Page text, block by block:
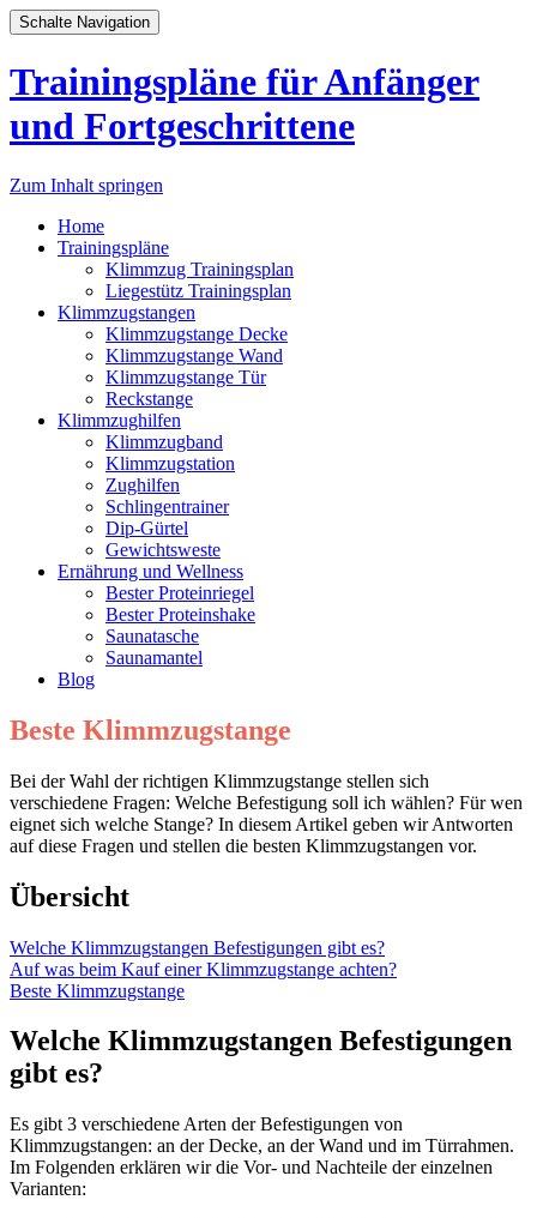
Schalte Navigation
Trainingspläne für Anfänger
und Fortgeschrittene
Zum Inhalt springen
Home
Trainingspläne
Klimmzug Trainingsplan
Liegestütz Trainingsplan
Klimmzugstangen
Klimmzugstange Decke
Klimmzugstange Wand
Klimmzugstange Tür
Reckstange
Klimmzughilfen
Klimmzugband
Klimmzugstation
Zughilfen
Schlingentrainer
Dip-Gürtel
Gewichtsweste
Ernährung und Wellness
Bester Proteinriegel
Bester Proteinshake
Saunatasche
Saunamantel
Blog
Beste Klimmzugstange
Bei der Wahl der richtigen Klimmzugstange stellen sich
verschiedene Fragen: Welche Befestigung soll ich wählen? Für wen
eignet sich welche Stange? In diesem Artikel geben wir Antworten
auf diese Fragen und stellen die besten Klimmzugstangen vor.
Übersicht
Welche Klimmzugstangen Befestigungen gibt es?
Auf was beim Kauf einer Klimmzugstange achten?
Beste Klimmzugstange
Welche Klimmzugstangen Befestigungen
gibt es?
Es gibt 3 verschiedene Arten der Befestigungen von
Klimmzugstangen: an der Decke, an der Wand und im Türrahmen.
Im Folgenden erklären wir die Vor- und Nachteile der einzelnen
Varianten: